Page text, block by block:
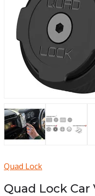
Quad Lock
Quad Lock